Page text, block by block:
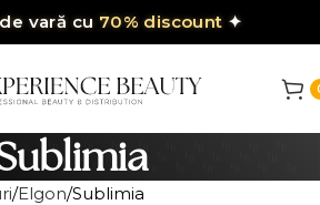
vară cu 70% discount ✦
Elgon Sublimia